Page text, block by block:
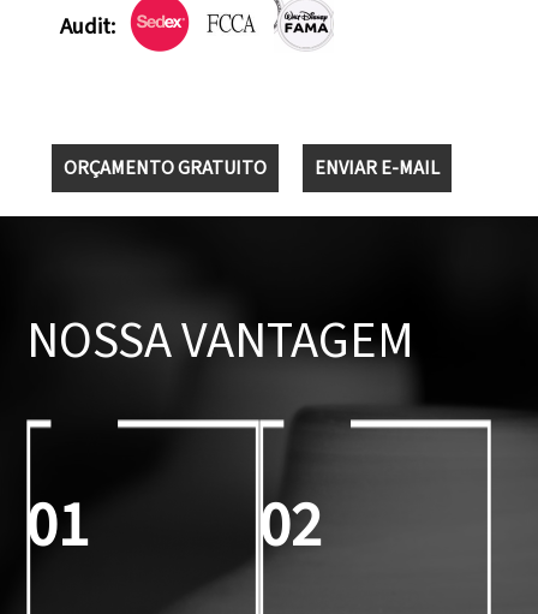
Audit:
ORÇAMENTO GRATUITO ENVIAR E-MAIL
NOSSA VANTAGEM
01 02